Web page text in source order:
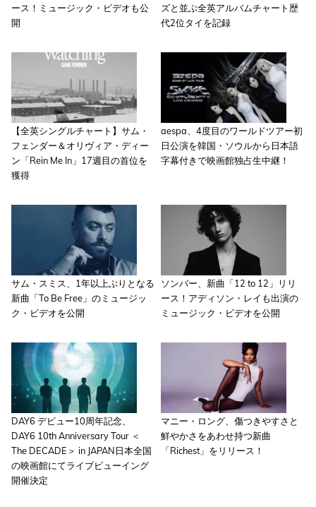
ース！ミュージック・ビデオも公
開
ズと並ぶ全英アルバムチャート歴
代2位タイを記録
【全英シングルチャート】サム・
フェンダー＆オリヴィア・ディー
ン「Rein Me In」17週目の首位を
獲得
aespa、4度目のワールドツアー初
日公演を韓国・ソウルから日本語
字幕付きで映画館独占生中継！
サム・スミス、1年以上ぶりとなる
新曲「To Be Free」のミュージッ
ク・ビデオを公開
ソンバー、新曲「12 to 12」リリ
ース！アディソン・レイも出演の
ミュージック・ビデオを公開
DAY6 デビュー10周年記念、
DAY6 10th Anniversary Tour ＜
The DECADE＞ in JAPAN日本全国
の映画館にてライブビューイング
開催決定
マニー・ロング、傷つきやすさと
鮮やかさをあわせ持つ新曲
「Richest」をリリース！